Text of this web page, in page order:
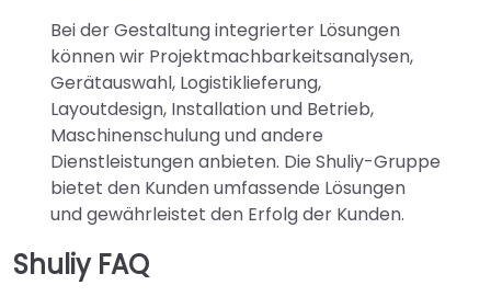
Bei der Gestaltung integrierter Lösungen
können wir Projektmachbarkeitsanalysen,
Gerätauswahl, Logistiklieferung,
Layoutdesign, Installation und Betrieb,
Maschinenschulung und andere
Dienstleistungen anbieten. Die Shuliy-Gruppe
bietet den Kunden umfassende Lösungen
und gewährleistet den Erfolg der Kunden.
Shuliy FAQ